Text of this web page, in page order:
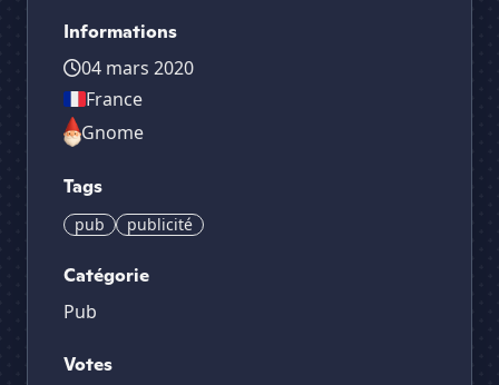
Informations
04 mars 2020
France
Gnome
Tags
pub publicité
Catégorie
Pub
Votes